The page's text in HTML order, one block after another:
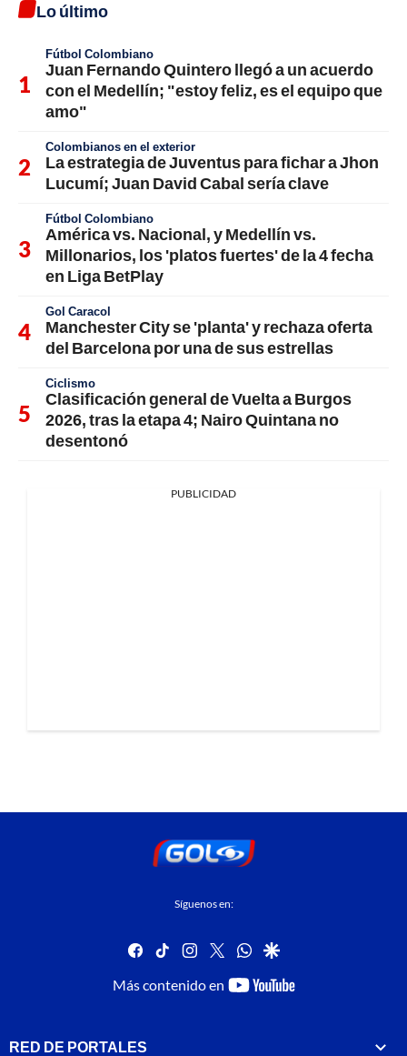
Lo último
Fútbol Colombiano
Juan Fernando Quintero llegó a un acuerdo
con el Medellín; "estoy feliz, es el equipo que
amo"
Colombianos en el exterior
La estrategia de Juventus para fichar a Jhon
Lucumí; Juan David Cabal sería clave
Fútbol Colombiano
América vs. Nacional, y Medellín vs.
Millonarios, los 'platos fuertes' de la 4 fecha
en Liga BetPlay
Gol Caracol
Manchester City se 'planta' y rechaza oferta
del Barcelona por una de sus estrellas
Ciclismo
Clasificación general de Vuelta a Burgos
2026, tras la etapa 4; Nairo Quintana no
desentonó
PUBLICIDAD
Síguenos en:
facebook
tiktok instagram
twitterwhatsapp
google
Más contenido en
youtube-
RED DE PORTALES